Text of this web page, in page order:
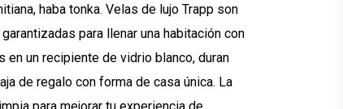
haba tonka. Velas de lujo Trapp son
para llenar una habitación con
un recipiente de vidrio blanco, duran
de regalo con forma de casa única. La